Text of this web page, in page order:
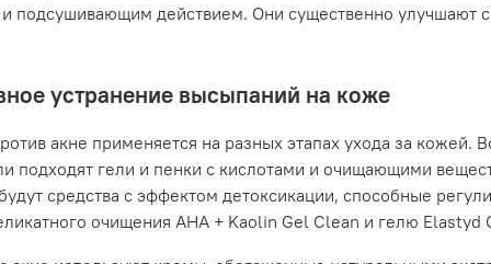
подсушивающим действием. Они существенно улучшают
устранение высыпаний на коже
акне применяется на разных этапах ухода за кожей.
подходят гели и пенки с кислотами и очищающими
средства с эффектом детоксикации, способные
очищения AHA + Kaolin Gel Clean и гелю